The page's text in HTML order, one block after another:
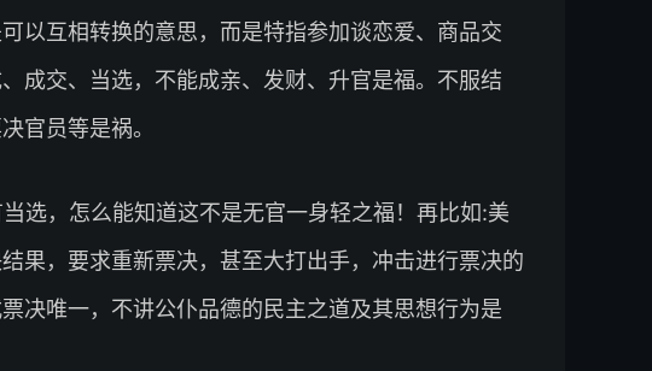
以互相转换的意思，而是特指参加谈恋爱、商品交
成交、当选，不能成亲、发财、升官是福。不服结
官员等是祸。
选，怎么能知道这不是无官一身轻之福！再比如:美
果，要求重新票决，甚至大打出手，冲击进行票决的
决唯一，不讲公仆品德的民主之道及其思想行为是